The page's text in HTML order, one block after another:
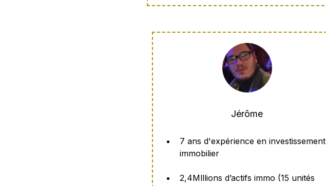
Jérôme
7 ans d'expérience en investissement
immobilier
2,4Mlllions d’actifs immo (15 unités